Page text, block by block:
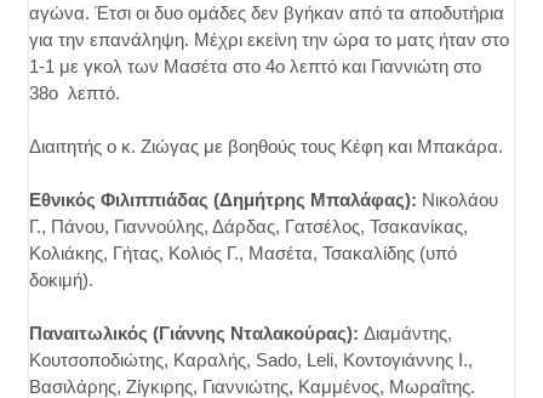
αγώνα. Έτσι οι δυο ομάδες δεν βγήκαν από τα αποδυτήρια
για την επανάληψη. Μέχρι εκείνη την ώρα το ματς ήταν στο
1-1 με γκολ των Μασέτα στο 4ο λεπτό και Γιαννιώτη στο
38ο λεπτό.
Διαιτητής ο κ. Ζιώγας με βοηθούς τους Κέφη και Μπακάρα.
Εθνικός Φιλιππιάδας (Δημήτρης Μπαλάφας): Νικολάου
Γ., Πάνου, Γιαννούλης, Δάρδας, Γατσέλος, Τσακανίκας,
Κολιάκης, Γήτας, Κολιός Γ., Μασέτα, Τσακαλίδης (υπό
δοκιμή).
Παναιτωλικός (Γιάννης Νταλακούρας): Διαμάντης,
Κουτσοποδιώτης, Καραλής, Sado, Leli, Κοντογιάννης Ι.,
Βασιλάρης, Ζίγκιρης, Γιαννιώτης, Καμμένος, Μωραΐτης.